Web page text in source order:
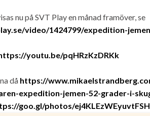
nu på SVT Play en månad framöver, se
video/1424799/expedition-
youtu.be/pqHRzKzDRKk
då https://
expedition-jemen-52-grader-i-
goo.gl/photos/